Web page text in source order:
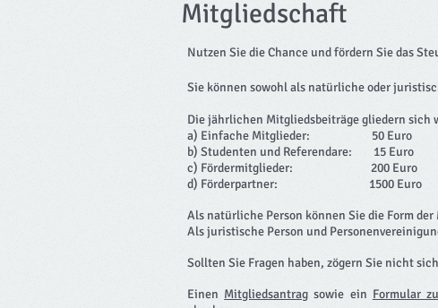
Mitgliedschaft
Nutzen Sie die Chance und fördern Sie das
Sie können sowohl als natürliche oder
Die jährlichen Mitgliedsbeiträge gliedern sich
a) Einfache Mitglieder: 50 Euro
b) Studenten und Referendare: 15 Euro
c) Fördermitglieder: 200 Euro
d) Förderpartner: 1500 Euro
Als natürliche Person können Sie die Form
Als juristische Person und
Sollten Sie Fragen haben, zögern Sie nicht
Einen Mitgliedsantrag sowie ein Formular